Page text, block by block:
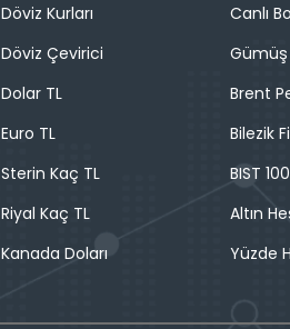
Döviz Kurları
Döviz Çevirici
Dolar TL
Euro TL
Sterin Kaç TL
Riyal Kaç TL
Kanada Doları
Canlı
Gümüş
Brent
Bilezik
BIST
Altın
Yüzde